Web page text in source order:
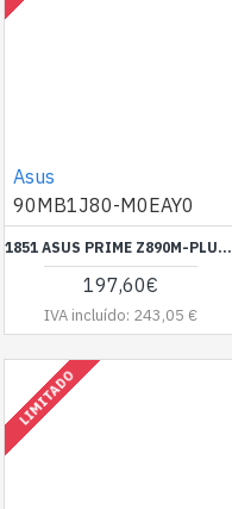
Asus
90MB1J80-M0EAY0
1851 ASUS PRIME Z890M-PLUS WIFI DDR5
197,60€
IVA incluído: 243,05 €
LIMITADO